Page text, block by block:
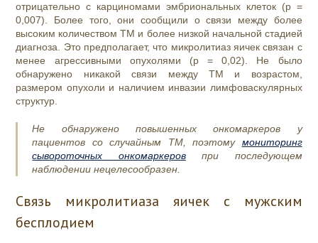
отрицательно с карциномами эмбриональных клеток (p =
0,007). Более того, они сообщили о связи между более
высоким количеством ТМ и более низкой начальной стадией
диагноза. Это предполагает, что микролитиаз яичек связан с
менее агрессивными опухолями (p = 0,02). Не было
обнаружено никакой связи между ТМ и возрастом,
размером опухоли и наличием инвазии лимфоваскулярных
структур.
Не обнаружено повышенных онкомаркеров у
пациентов со случайным ТМ, поэтому мониторинг
сывороточных онкомаркеровпри последующем
наблюдении нецелесообразен.
Связь микролитиаза яичек с мужским
бесплодием